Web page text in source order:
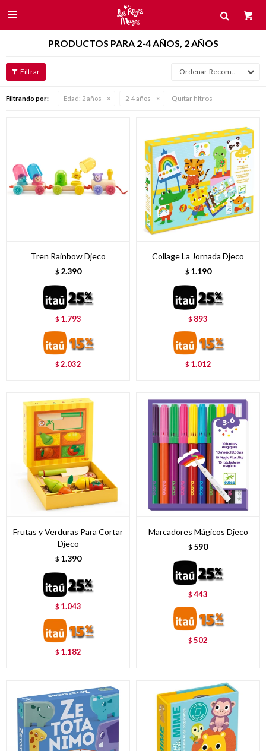

PRODUCTOS PARA 2-4 AÑOS, 2 AÑOS
Recomendados
Filtrando por: Edad: 2 años 2-4 años Quitar filtros
Tren Rainbow Djeco
$ 2.390
$ 1.793
$2.032
Collage La Jornada Djeco
$ 1.190
$ 893
$ 1.012
Frutas y Verduras Para Cortar
Djeco
$ 1.390
$ 1.043
$ 1.182
Marcadores Mágicos Djeco
$ 590
$443
$502